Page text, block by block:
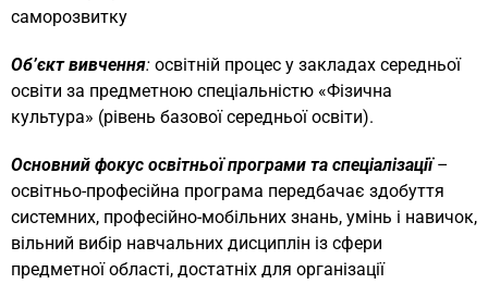
саморозвитку
Об’єкт вивчення: освітній процес у закладах середньої
освіти за предметною спеціальністю «Фізична
культура» (рівень базової середньої освіти).
Основний фокус освітньої програми та спеціалізації–
освітньо-професійна програма передбачає здобуття
системних, професійно-мобільних знань, умінь і навичок,
вільний вибір навчальних дисциплін із сфери
предметної області, достатніх для організації